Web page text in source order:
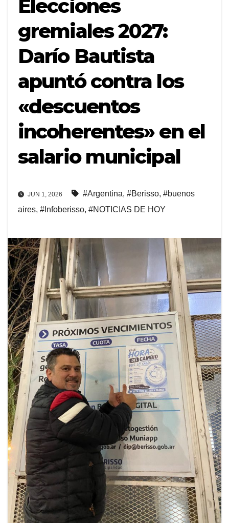
Elecciones
gremiales 2027:
Darío Bautista
apuntó contra los
«descuentos
incoherentes» en el
salario municipal
JUN 1, 2026 #Argentina, #Berisso, #buenos
aires, #Infoberisso, #NOTICIAS DE HOY